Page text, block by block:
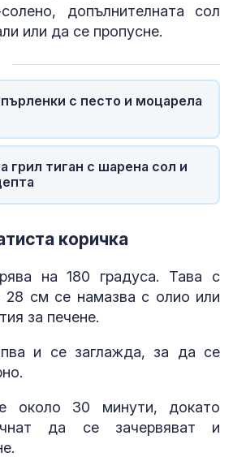
допълнителната сол
или да се пропусне.
с песто и моцарела
грил тиган с шарена сол и
коричка
на 180 градуса. Тава с
28 см се намазва с олио или
за печене.
и се заглажда, за да се
около 30 минути, докато
да се зачервяват и